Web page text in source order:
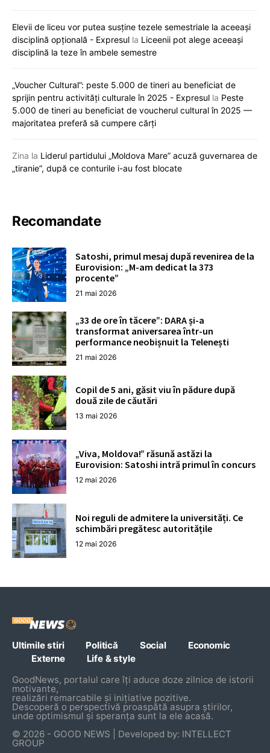
Elevii de liceu vor putea susține tezele semestriale la aceeași
disciplină opțională - Expresul la Liceenii pot alege aceeași
disciplină la teze în ambele semestre
„Voucher Cultural”: peste 5.000 de tineri au beneficiat de
sprijin pentru activități culturale în 2025 - Expresul la Peste
5.000 de tineri au beneficiat de voucherul cultural în 2025 —
majoritatea preferă să cumpere cărți
Zina la Liderul partidului „Moldova Mare” acuză guvernarea de
„tiranie”, după ce conturile i-au fost blocate
Recomandate
Satoshi, primul mesaj după revenirea de la
Eurovision: „M-am dedicat la 373
procente”
21 mai 2026
„33 de ore în tăcere”: DARA și-a
transformat aniversarea într-un
performance neobișnuit la Telenești
21 mai 2026
Copil de 5 ani, găsit viu în pădure după
două zile de căutări
13 mai 2026
„Viva, Moldova!” răsună astăzi la
Eurovision: Satoshi intră primul în concurs
12 mai 2026
Noi reguli de admitere la universități. Ce
schimbări pregătesc autoritățile
12 mai 2026
Ultimile stiri Politică Social
Economic
Externe
Life & style
GoodNews, portalul care îți aduce doze zilnice de istorii
motivante,
realizări remarcabile și inițiative pozitive.
Descoperă o perspectivă proaspătă asupra știrilor,
unde optimismul și speranța sunt la ele acasă.
© 2026 - GOOD NEWS | Developed by: INTELLECT
GROUP